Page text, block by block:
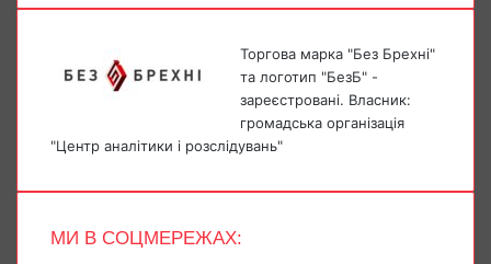
Торгова марка "Без Брехні"
та логотип "БезБ" -
зареєстровані. Власник:
громадська організація
"Центр аналітики і розслідувань"
МИ В СОЦМЕРЕЖАХ: